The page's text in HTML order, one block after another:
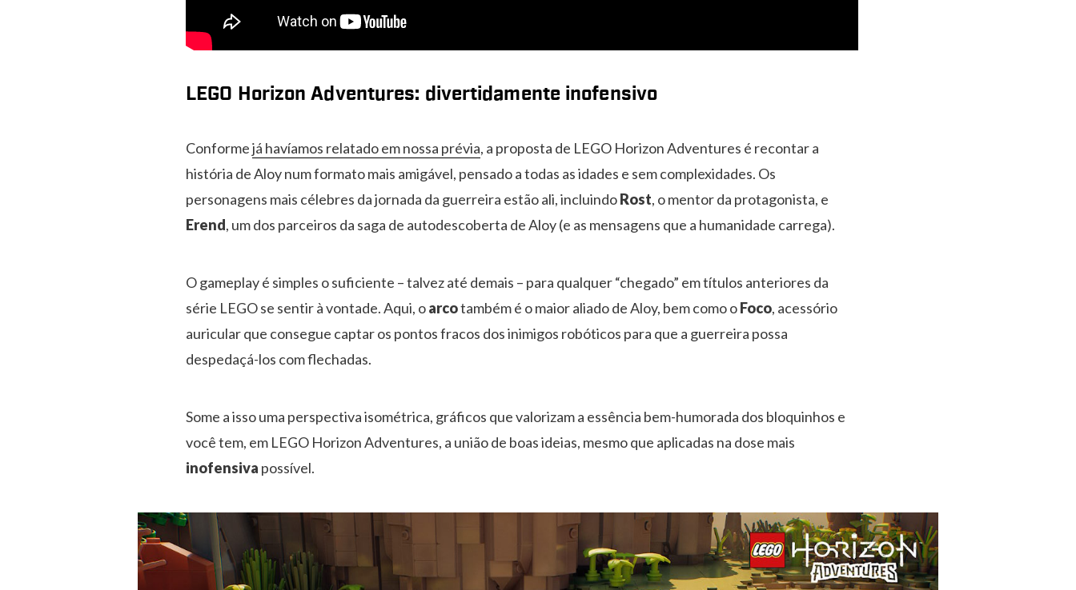
LEGO Horizon Adventures: divertidamente inofensivo
Conformejá havíamos relatado em nossa prévia, a proposta de LEGO Horizon Adventures é recontar a
história de Aloy num formato mais amigável, pensado a todas as idades e sem complexidades. Os
personagens mais célebres da jornada da guerreira estão ali, incluindoRost, o mentor da protagonista, e
Erend, um dos parceiros da saga de autodescoberta de Aloy (e as mensagens que a humanidade carrega).
O gameplay é simples o suficiente – talvez até demais – para qualquer “chegado” em títulos anteriores da
série LEGO se sentir à vontade. Aqui, oarcotambém é o maior aliado de Aloy, bem como oFoco, acessório
auricular que consegue captar os pontos fracos dos inimigos robóticos para que a guerreira possa
despedaçá-los com flechadas.
Some a isso uma perspectiva isométrica, gráficos que valorizam a essência bem-humorada dos bloquinhos e
você tem, em LEGO Horizon Adventures, a união de boas ideias, mesmo que aplicadas na dose mais
inofensiva possível.